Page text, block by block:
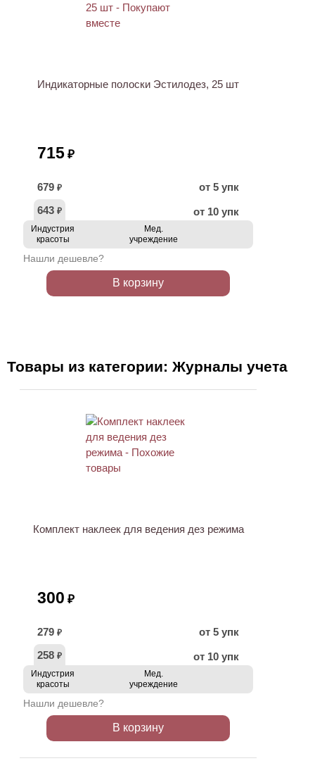
Индикаторные полоски Эстилодез, 25 шт
715 ₽
679 ₽
от 5 упк
643 ₽ от 10 упк
Индустрия
красоты
Мед.
учреждение
Нашли дешевле?
В корзину
Товары из категории: Журналы учета
Комплект наклеек для ведения дез режима
300 ₽
279 ₽
от 5 упк
258 ₽ от 10 упк
Индустрия
красоты
Мед.
учреждение
Нашли дешевле?
В корзину